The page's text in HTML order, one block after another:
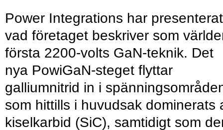
Power Integrations har presenterat
vad företaget beskriver som
första 2200-volts GaN-teknik. Det
nya PowiGaN-steget flyttar
galliumnitrid in i
som hittills i huvudsak dominerats
kiselkarbid (SiC), samtidigt som